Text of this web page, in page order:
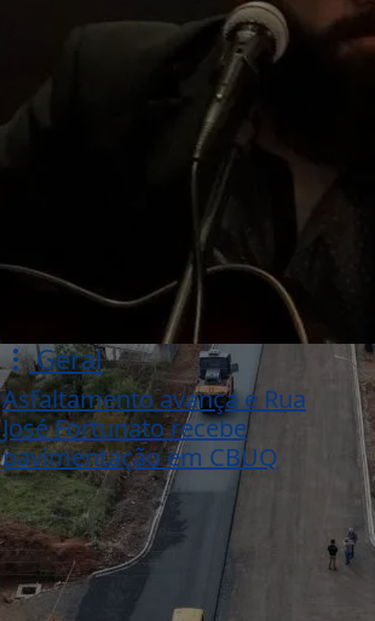
Geral
Asfaltamento avança e Rua
José Fortunato recebe
pavimentação em CBUQ